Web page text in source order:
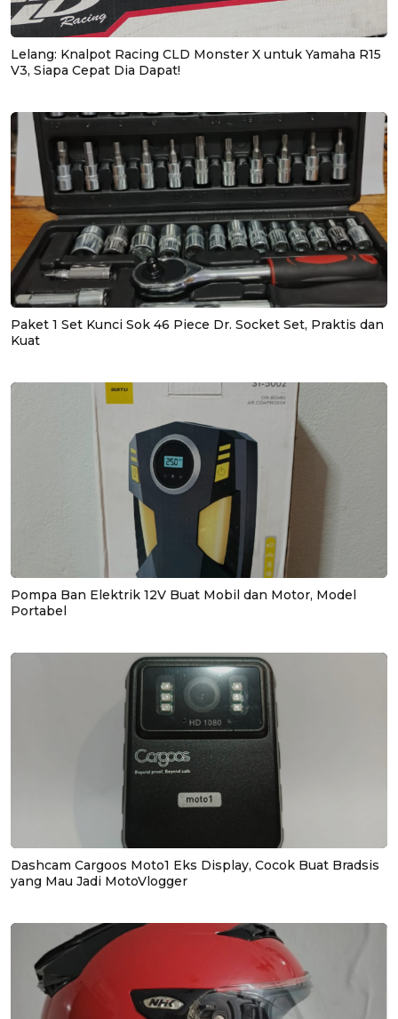
Lelang: Knalpot Racing CLD Monster X untuk Yamaha R15
V3, Siapa Cepat Dia Dapat!
Paket 1 Set Kunci Sok 46 Piece Dr. Socket Set, Praktis dan
Kuat
Pompa Ban Elektrik 12V Buat Mobil dan Motor, Model
Portabel
Dashcam Cargoos Moto1 Eks Display, Cocok Buat Bradsis
yang Mau Jadi MotoVlogger